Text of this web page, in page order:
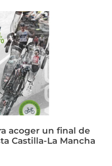
acoger un final de
Castilla-La Mancha